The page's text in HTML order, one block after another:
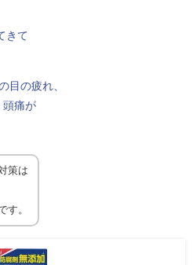
きて
目の疲れ、
頭痛が
策は
す。